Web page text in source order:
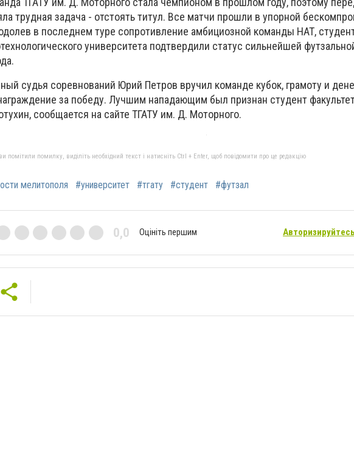
трудная задача - отстоять титул. Все матчи прошли в упорной
в последнем туре сопротивление амбициозной команды НАТ,
университета подтвердили статус сильнейшей
судья соревнований Юрий Петров вручил команде кубок, грамоту и
за победу. Лучшим нападающим был признан студент
сообщается на сайте ТГАТУ им. Д. Моторного.
помітили помилку, виділіть необхідний текст і натисніть Ctrl + Enter, щоб повідомити про це редакцію
мелитополя #университет #тгату #студент #футзал
0,0 Оцініть першим Авторизируйтесь